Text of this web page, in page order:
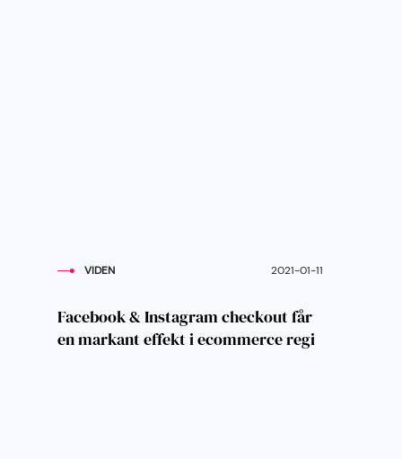
VIDEN 2021-01-11
Facebook & Instagram checkout får
en markant effekt i ecommerce regi